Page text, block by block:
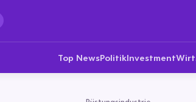
Top NewsPolitikInvestment